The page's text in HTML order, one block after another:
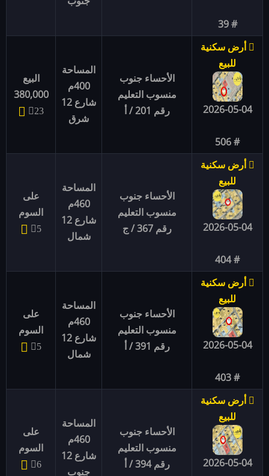
# 39
أرض سكنية
للبيع
2026-05-04
# 506
الأحساء جنوب
منسوب التعليم
رقم 201 / أ
المساحة
400م
شارع 12
شرق
البيع
380,000
23
أرض سكنية
للبيع
2026-05-04
# 404
الأحساء جنوب
منسوب التعليم
رقم 367 / ج
المساحة
460م
شارع 12
شمال
على
السوم
5
أرض سكنية
للبيع
2026-05-04
# 403
الأحساء جنوب
منسوب التعليم
رقم 391 / أ
المساحة
460م
شارع 12
شمال
على
السوم
5
أرض سكنية
للبيع
2026-05-04
الأحساء جنوب
منسوب التعليم
رقم 394 / أ
المساحة
460م
شارع 12
جنوب
على
السوم
6